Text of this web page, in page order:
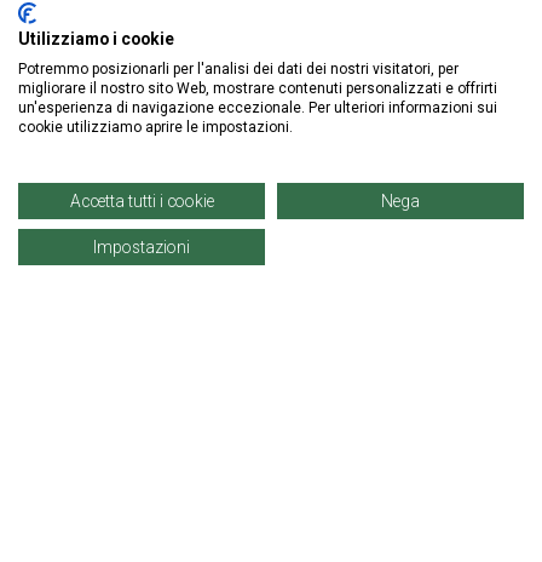
ISCRIVITI ALLA NEWSLETTER
Utilizziamo i cookie
Potremmo posizionarli per l'analisi dei dati dei nostri visitatori, per
migliorare il nostro sito Web, mostrare contenuti personalizzati e offrirti
un'esperienza di navigazione eccezionale. Per ulteriori informazioni sui
cookie utilizziamo aprire le impostazioni.
Accetta tutti i cookie Nega
Impostazioni